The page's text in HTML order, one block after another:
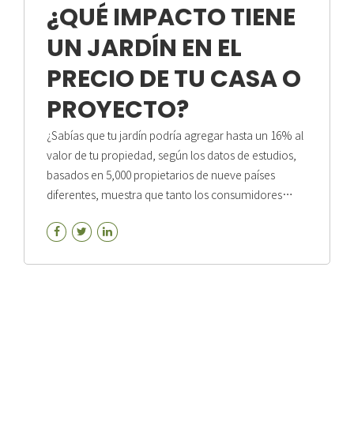
¿QUÉ IMPACTO TIENE
UN JARDÍN EN EL
PRECIO DE TU CASA O
PROYECTO?
¿Sabías que tu jardín podría agregar hasta un 16% al
valor de tu propiedad, según los datos de estudios,
basados en 5,000 propietarios de nueve países
diferentes, muestra que tanto los consumidores
un área de gran potencial para reforzar el precio de